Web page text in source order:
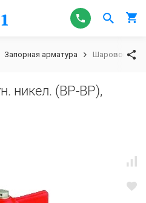
Запорная арматура Шаровой
никел. (ВР-ВР),